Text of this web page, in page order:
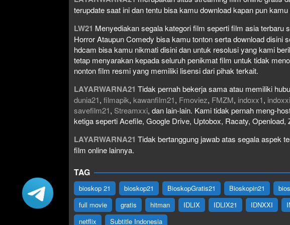
terupdate saat ini dan tentu bisa kamu download kapan pun kamu
LW21 Menyediakan segala kategori film seperti film asia terbaru
Horror Ataupun Comedy bisa kamu tonton serta download disini
hdcam bisa kamu nikmati disini dan untuk resolusi yang kami
tetap menyarakan kepada seluruh penikmat film untuk tidak
nonton film resmi yang memiliki lisensi dari pihak terkait.
LAYARWARNA21 Tidak pernah bekerja sama atau memiliki
dunia21, filmapik, kawanfilm21, Fmoviez, FMZM, indoxx1, indoxxi
savefilm21, Streamxxi, dan lain-lain. Kami tidak pernah meng-
ketiga seperti Acefile, Google Drive, Uptobox, Racaty, Openload,
LAYARWARNA21 Tidak bertanggung jawab atas segala aspek
film online lainnya.
TAG
bioskop 21 bioskop21 BioskopGratis21 Bioskopin21
full movie
gratis hitman IDLIX IDLIX21 IDNXXI
netflix
Subtitle Indonesia